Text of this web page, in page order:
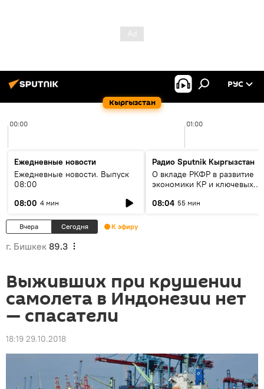
Кыргызстан
РУС
00:00 01:00
Ежедневные новости
Ежедневные новости. Выпуск
08:00
08:00 4 мин
Радио Sputnik Кыргызстан
О вкладе РКФР в развитие
экономики КР и ключевых
08:04 55 мин
Вчера Сегодня К эфиру
г. Бишкек 89.3
Выживших при крушении
самолета в Индонезии нет
— спасатели
18:19 29.10.2018